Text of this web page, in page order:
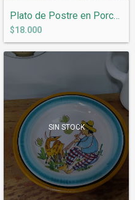
Plato de Postre en Porcelana Tsuji Motiv...
$18.000
SIN STOCK